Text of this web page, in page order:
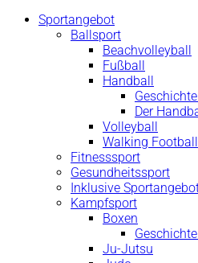
Sportangebot
Ballsport
Beachvolleyball
Fußball
Handball
Der
Volleyball
Walking Football
Fitnesssport
Gesundheitssport
Inklusive
Kampfsport
Boxen
Ju-Jutsu